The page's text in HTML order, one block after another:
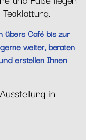
übers Café bis zur
weiter, beraten
erstellen Ihnen
in